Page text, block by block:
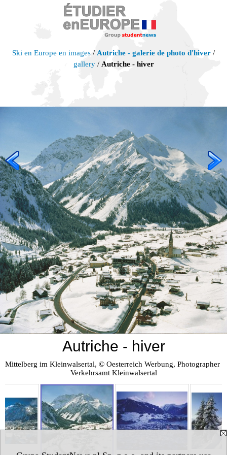
Ski en Europe en images / Autriche - galerie de photo d'hiver /
gallery/ Autriche - hiver
Autriche - hiver
Mittelberg im Kleinwalsertal, © Oesterreich Werbung, Photographer
Verkehrsamt Kleinwalsertal